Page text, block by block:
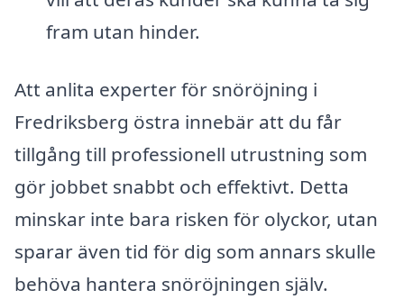
fram utan hinder.
Att anlita experter för snöröjning i
Fredriksberg östra innebär att du får
tillgång till professionell utrustning som
gör jobbet snabbt och effektivt. Detta
minskar inte bara risken för olyckor, utan
sparar även tid för dig som annars skulle
behöva hantera snöröjningen själv.